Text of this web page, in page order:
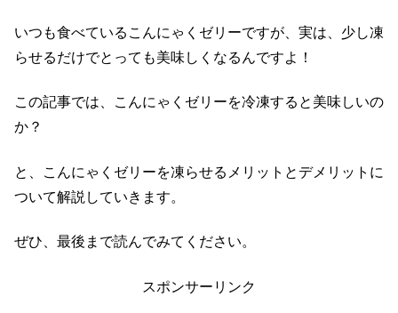
いつも食べているこんにゃくゼリーですが、実は、少し凍
らせるだけでとっても美味しくなるんですよ！
この記事では、こんにゃくゼリーを冷凍すると美味しいの
か？
と、こんにゃくゼリーを凍らせるメリットとデメリットに
ついて解説していきます。
ぜひ、最後まで読んでみてください。
スポンサーリンク